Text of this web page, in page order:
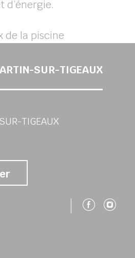
d’énergie.
SUR-TIGEAUX
TIGEAUX